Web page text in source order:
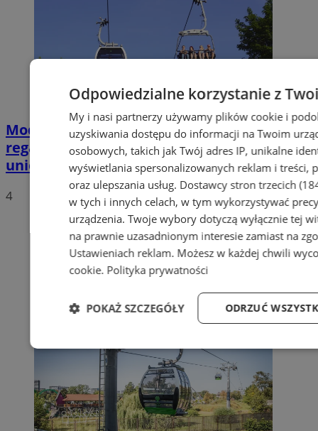
Modernizacje „Elki, „Fali” i kanału
regatowego zagrożone? Park Śląski
unieważnia przetargi
4
Odpowiedzialne korzystanie z
My i nasi partnerzy używamy plików cookie i
uzyskiwania dostępu do informacji na Twoim
osobowych, takich jak Twój adres IP, unikalne
wyświetlania spersonalizowanych reklam i treści,
oraz ulepszania usług. Dostawcy stron trzecich
w tych i innych celach, w tym wykorzystywać
urządzenia. Twoje wybory dotyczą wyłącznie tej
na prawnie uzasadnionym interesie zamiast na
Ustawieniach reklam. Możesz w każdej chwili
cookie. Polityka prywatności
ODRZUĆ
POKAŻ SZCZEGÓŁY
Niezbędne Wydajność